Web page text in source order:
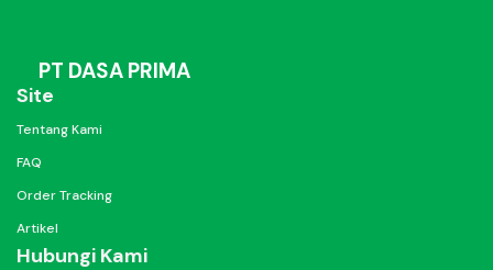
PT DASA PRIMA
Site
Tentang Kami
FAQ
Order Tracking
Artikel
Hubungi Kami